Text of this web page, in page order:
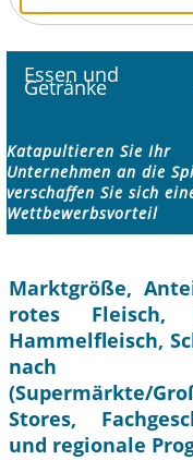
Essen und
Getränke
Katapultieren Sie Ihr
Unternehmen an die
verschaffen Sie sich
Wettbewerbsvorteil
Marktgröße,
rotes
Hammelfleisch,
nach
(Supermärkte/
Stores,
und regionale